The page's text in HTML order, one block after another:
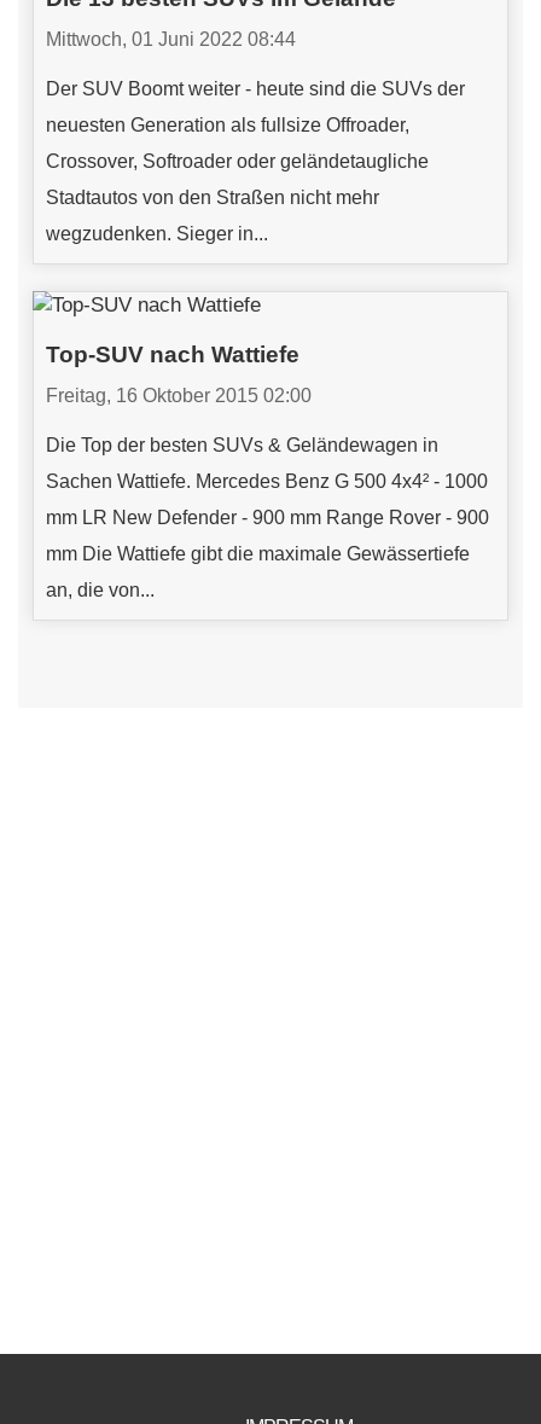
Mittwoch, 01 Juni 2022 08:44
Der SUV Boomt weiter - heute sind die SUVs der
neuesten Generation als fullsize Offroader,
Crossover, Softroader oder geländetaugliche
Stadtautos von den Straßen nicht mehr
wegzudenken. Sieger in...
Top-SUV nach Wattiefe
Freitag, 16 Oktober 2015 02:00
Die Top der besten SUVs & Geländewagen in
Sachen Wattiefe. Mercedes Benz G 500 4x4² - 1000
mm LR New Defender - 900 mm Range Rover - 900
mm Die Wattiefe gibt die maximale Gewässertiefe
an, die von...